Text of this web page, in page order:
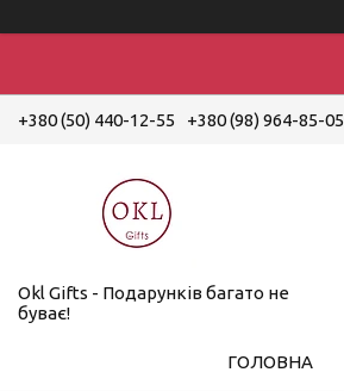
+380 (50) 440-12-55 +380 (98) 964-85-05
Okl Gifts - Подарунків багато не
буває!
ГОЛОВНА